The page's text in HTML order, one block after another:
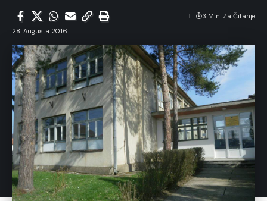
28. Augusta 2016.
3 Min. Za Čitanje